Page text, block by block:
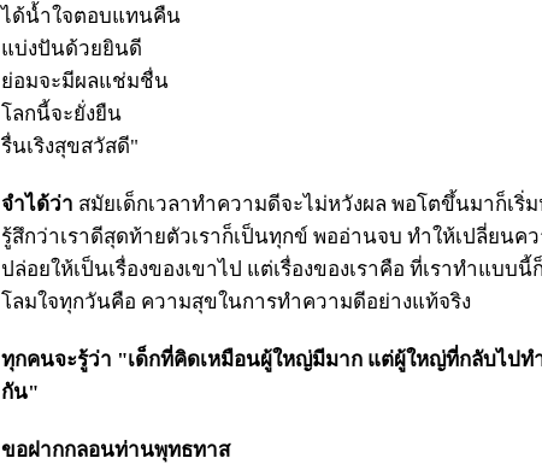
ได้น้ำใจตอบแทนคืน
แบ่งปันด้วยยินดี
ย่อมจะมีผลแช่มชื่น
โลกนี้จะยั่งยืน
รื่นเริงสุขสวัสดี"
จำได้ว่า สมัยเด็กเวลาทำความดีจะไม่หวังผล พอโตขึ้นมาก็เริ่
รู้สึกว่าเราดีสุดท้ายตัวเราก็เป็นทุกข์ พออ่านจบ ทำให้เปลี่ยนค
ปล่อยให้เป็นเรื่องของเขาไป แต่เรื่องของเราคือ ที่เราทำแบบ
โลมใจทุกวันคือ ความสุขในการทำความดีอย่างแท้จริง
ทุกคนจะรู้ว่า "เด็กที่คิดเหมือนผู้ใหญ่มีมาก แต่ผู้ใหญ่ที่กลับไปท
กัน"
ขอฝากกลอนท่านพุทธทาส